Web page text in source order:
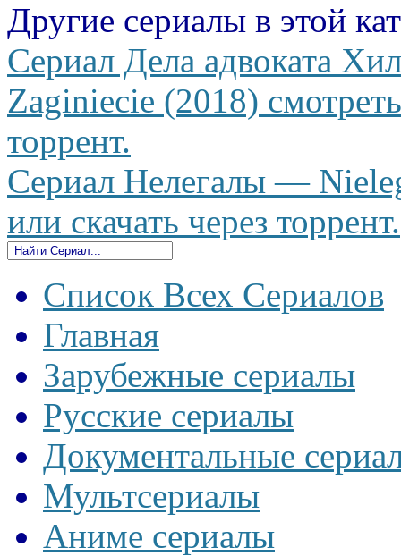
Другие сериалы в этой
Сериал Дела адвоката
Zaginiecie (2018)
торрент.
Сериал Нелегалы —
или скачать через торрент.
Список Всех Сериалов
Главная
Зарубежные сериалы
Русские сериалы
Документальные
Мультсериалы
Аниме сериалы